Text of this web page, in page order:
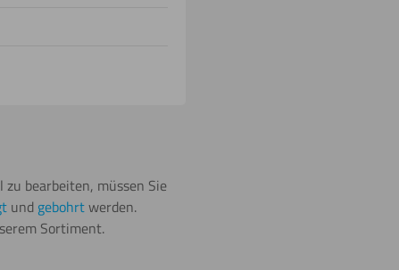
bearbeiten, müssen Sie
und gebohrtwerden.
Sortiment.